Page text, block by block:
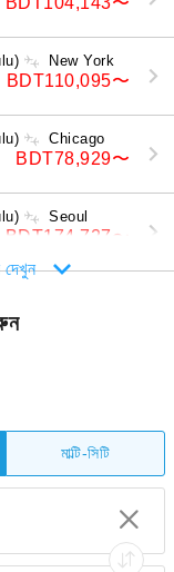
New York
BDT110,095〜
Chicago
BDT78,929〜
Seoul
BDT174,727 〜
দেখুন
মাল্টি-সিটি